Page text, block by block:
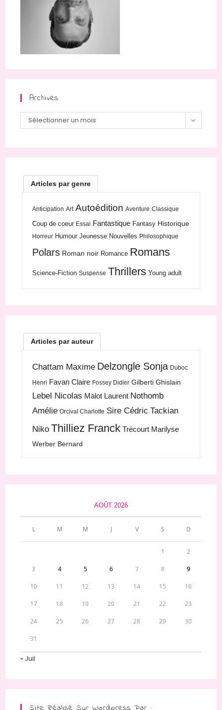
Archives
Archives
Sélectionner un mois
Articles par genre
Anticipation Art Autoédition Aventure Classique
Coup de coeur Essai Fantastique Fantasy Historique
Horreur Humour Jeunesse Nouvelles Philosophique
Polars Roman noir Romance Romans
Science-Fiction Suspense Thrillers Young adult
Articles par auteur
Chattam Maxime Delzongle Sonja Duboc
Henri Favan Claire Fossey Didier Gilberti Ghislain
Lebel Nicolas Malot Laurent Nothomb
Amélie Orcival Charlotte Sire Cédric Tackian
Niko Thilliez Franck Trécourt Marilyse
Werber Bernard
AOÛT 2026
L M M J V S D
1 2
3 4 5 6 7 8 9
10 11 12 13 14 15 16
17 18 19 20 21 22 23
24 25 26 27 28 29 30
31
« Juil